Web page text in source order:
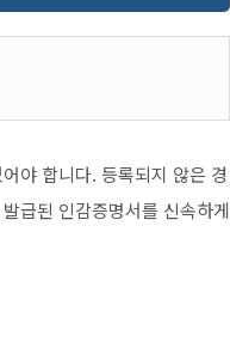
야 합니다. 등록되지 않은 경
급된 인감증명서를 신속하게